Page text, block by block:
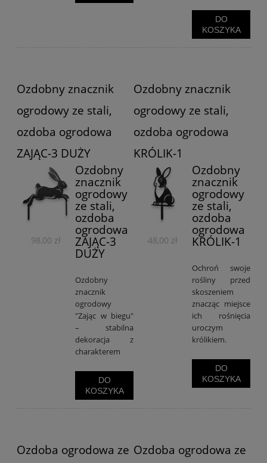
DO
KOSZYKA
Ozdobny znacznik
ogrodowy ze stali,
ozdoba ogrodowa
ZAJĄC-3 DUŻY
98,00 zł
Ozdobny
znacznik
ogrodowy
ze stali,
ozdoba
ogrodowa
ZAJĄC-3
DUŻY
Ozdobny
znacznik
ogrodowy
"Zając w biegu"
– stabilna
dekoracja z
charakterem
DO
KOSZYKA
Ozdobny znacznik
ogrodowy ze stali,
ozdoba ogrodowa
KRÓLIK-1
48,00 zł
Ozdobny
znacznik
ogrodowy
ze stali,
ozdoba
ogrodowa
KRÓLIK-1
Ochroń swoje
rośliny przed
skoszeniem
znacząc miejsce
ich rośnięcia
uroczym
królikiem.
DO
KOSZYKA
Ozdoba ogrodowa ze Ozdoba ogrodowa ze